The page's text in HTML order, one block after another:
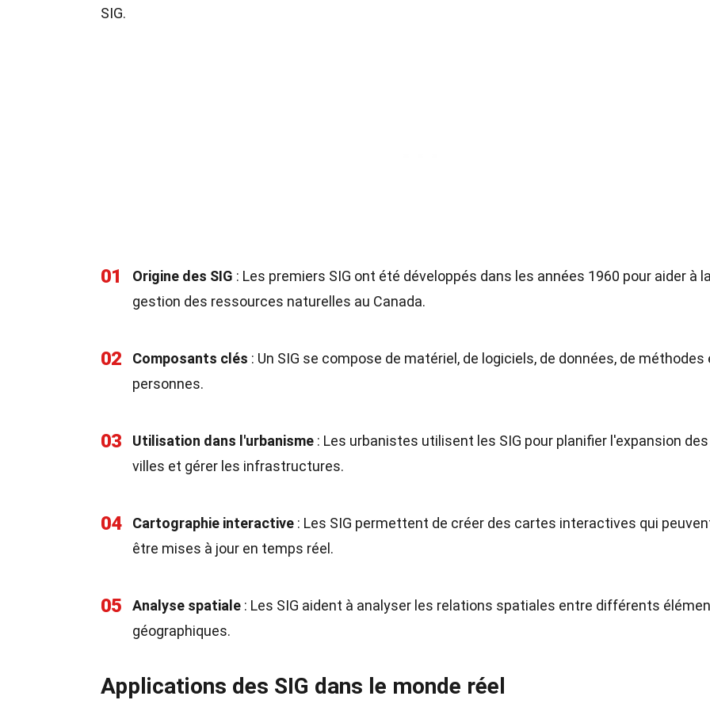
SIG.
01 Origine des SIG : Les premiers SIG ont été développés dans les années 1960 pour aider à
gestion des ressources naturelles au Canada.
02 Composants clés : Un SIG se compose de matériel, de logiciels, de données, de méthodes
personnes.
03 Utilisation dans l'urbanisme : Les urbanistes utilisent les SIG pour planifier l'expansion des
villes et gérer les infrastructures.
04 Cartographie interactive : Les SIG permettent de créer des cartes interactives qui
être mises à jour en temps réel.
05 Analyse spatiale : Les SIG aident à analyser les relations spatiales entre différents
géographiques.
Applications des SIG dans le monde réel